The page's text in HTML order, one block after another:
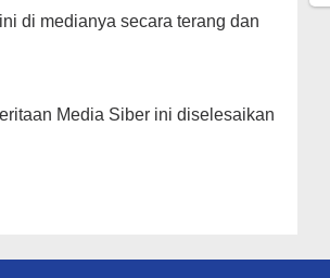
di medianya secara terang dan
Media Siber ini diselesaikan